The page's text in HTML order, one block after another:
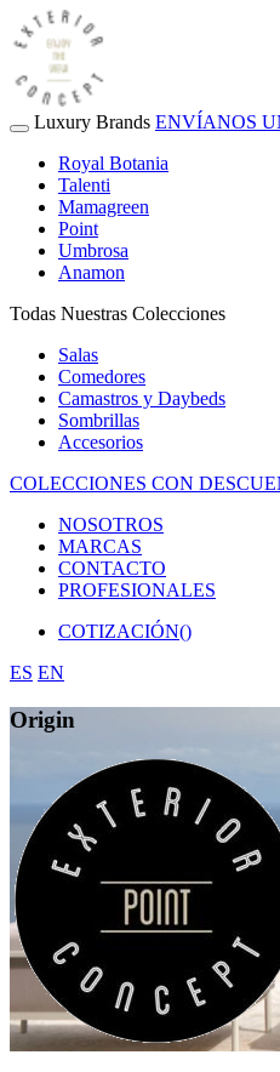
Luxury Brands ENVÍANOS
Royal Botania
Talenti
Mamagreen
Point
Umbrosa
Anamon
Todas Nuestras Colecciones
Salas
Comedores
Camastros y Daybeds
Sombrillas
Accesorios
COLECCIONES CON
NOSOTROS
MARCAS
CONTACTO
PROFESIONALES
COTIZACIÓN()
ES EN
Origin